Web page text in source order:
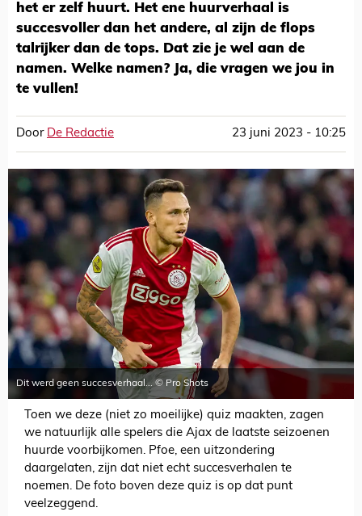
het er zelf huurt. Het ene huurverhaal is
succesvoller dan het andere, al zijn de flops
talrijker dan de tops. Dat zie je wel aan de
namen. Welke namen? Ja, die vragen we jou in
te vullen!
Door De Redactie 23 juni 2023 - 10:25
Dit werd geen succesverhaal... © Pro Shots
Toen we deze (niet zo moeilijke) quiz maakten, zagen
we natuurlijk alle spelers die Ajax de laatste seizoenen
huurde voorbijkomen. Pfoe, een uitzondering
daargelaten, zijn dat niet echt succesverhalen te
noemen. De foto boven deze quiz is op dat punt
veelzeggend.